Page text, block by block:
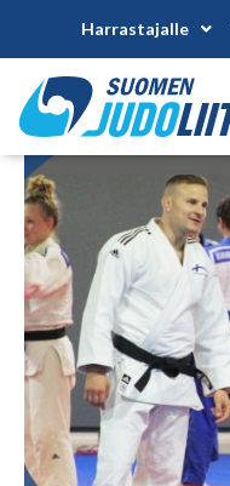
Harrastajalle